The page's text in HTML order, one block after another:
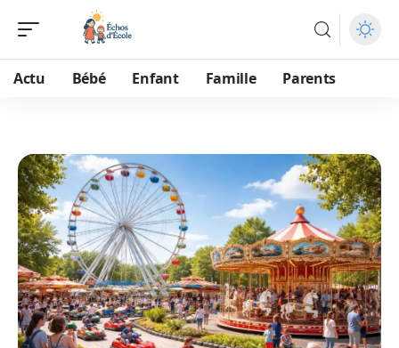
Actu Bébé Enfant Famille Parents